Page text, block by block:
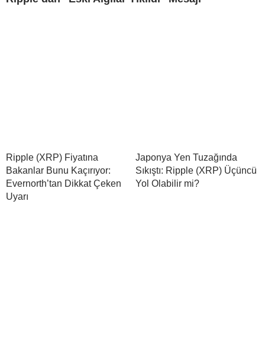
Ripple (XRP) Fiyatına
Bakanlar Bunu Kaçırıyor:
Evernorth’tan Dikkat Çeken
Uyarı
Japonya Yen Tuzağında
Sıkıştı: Ripple (XRP) Üçüncü
Yol Olabilir mi?